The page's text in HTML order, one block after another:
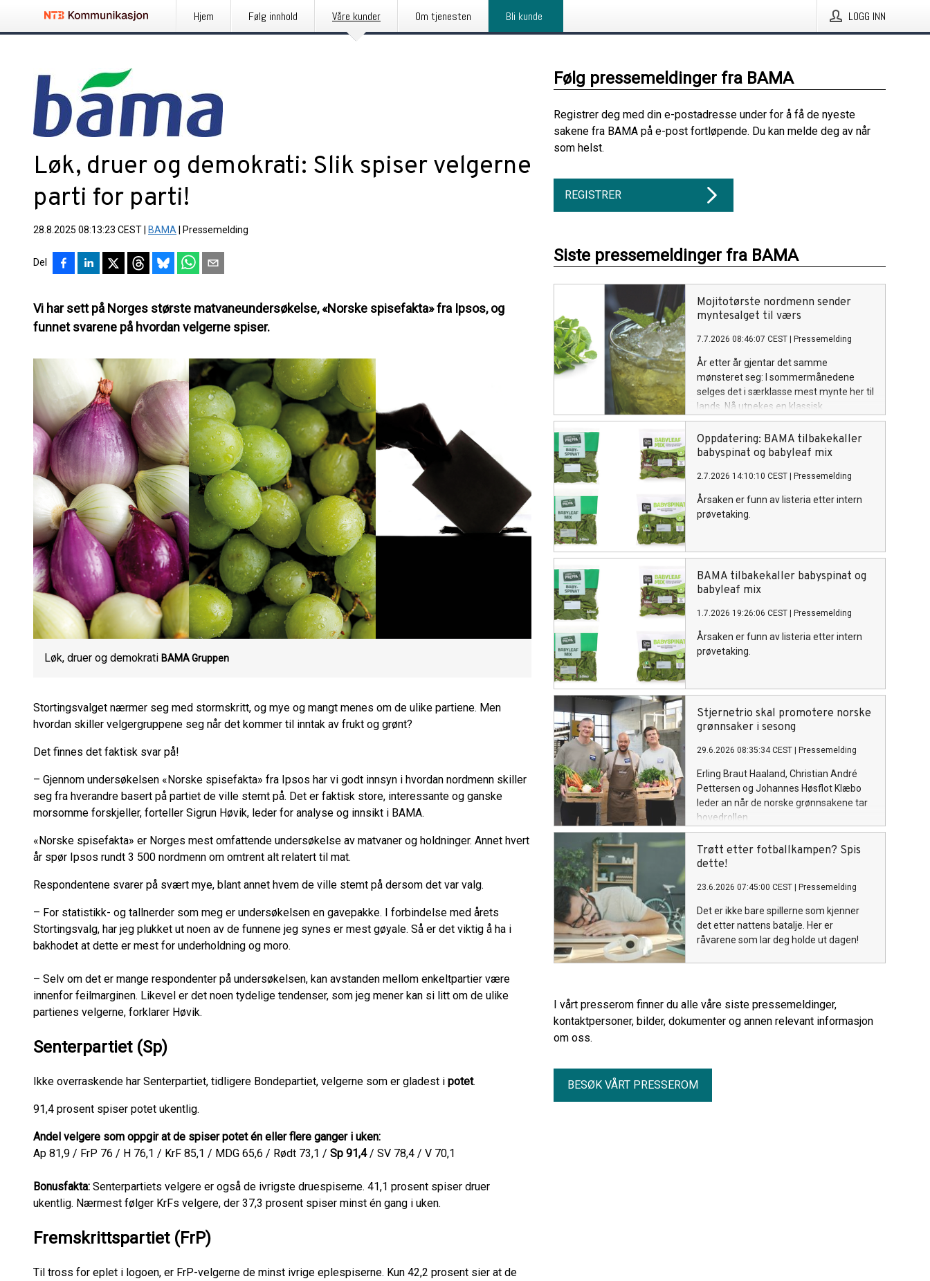
Hjem Følg innhold Våre kunder Om tjenesten Bli kunde LOGG INN
Løk, druer og demokrati: Slik spiser velgerne
parti for parti!
28.8.2025 08:13:23 CEST BAMA Pressemelding
Del
Vi har sett på Norges største matvaneundersøkelse, «Norske spisefakta» fra Ipsos, og
funnet svarene på hvordan velgerne spiser.
Løk, druer og demokrati BAMA Gruppen
Stortingsvalget nærmer seg med stormskritt, og mye og mangt menes om de ulike partiene. Men
hvordan skiller velgergruppene seg når det kommer til inntak av frukt og grønt?
Det finnes det faktisk svar på!
– Gjennom undersøkelsen «Norske spisefakta» fra Ipsos har vi godt innsyn i hvordan nordmenn skiller
seg fra hverandre basert på partiet de ville stemt på. Det er faktisk store, interessante og ganske
morsomme forskjeller, forteller Sigrun Høvik, leder for analyse og innsikt i BAMA.
«Norske spisefakta» er Norges mest omfattende undersøkelse av matvaner og holdninger. Annet hvert
år spør Ipsos rundt 3 500 nordmenn om omtrent alt relatert til mat.
Respondentene svarer på svært mye, blant annet hvem de ville stemt på dersom det var valg.
– For statistikk- og tallnerder som meg er undersøkelsen en gavepakke. I forbindelse med årets
Stortingsvalg, har jeg plukket ut noen av de funnene jeg synes er mest gøyale. Så er det viktig å ha i
bakhodet at dette er mest for underholdning og moro.
– Selv om det er mange respondenter på undersøkelsen, kan avstanden mellom enkeltpartier være
innenfor feilmarginen. Likevel er det noen tydelige tendenser, som jeg mener kan si litt om de ulike
partienes velgerne, forklarer Høvik.
Senterpartiet (Sp)
Ikke overraskende har Senterpartiet, tidligere Bondepartiet, velgerne som er gladest i potet.
91,4 prosent spiser potet ukentlig.
Andel velgere som oppgir at de spiser potet én eller flere ganger i uken:
Ap 81,9 / FrP 76 / H 76,1 / KrF 85,1 / MDG 65,6 / Rødt 73,1 / Sp 91,4/ SV 78,4 / V 70,1
Bonusfakta: Senterpartiets velgere er også de ivrigste druespiserne. 41,1 prosent spiser druer
ukentlig. Nærmest følger KrFs velgere, der 37,3 prosent spiser minst én gang i uken.
Fremskrittspartiet (FrP)
Til tross for eplet i logoen, er FrP-velgerne de minst ivrige eplespiserne. Kun 42,2 prosent sier at de
Følg pressemeldinger fra BAMA
Registrer deg med din e-postadresse under for å få de nyeste
sakene fra BAMA på e-post fortløpende. Du kan melde deg av når
som helst.
REGISTRER
Siste pressemeldinger fra BAMA
Mojitotørste nordmenn sender
myntesalget til værs
7.7.2026 08:46:07 CEST Pressemelding
År etter år gjentar det samme
mønsteret seg: I sommermånedene
selges det i særklasse mest mynte her til
lands. Nå utpekes en klassisk
sommerdrink som driveren bak salget.
Oppdatering: BAMA tilbakekaller
babyspinat og babyleaf mix
2.7.2026 14:10:10 CEST Pressemelding
Årsaken er funn av listeria etter intern
prøvetaking.
BAMA tilbakekaller babyspinat og
babyleaf mix
1.7.2026 19:26:06 CEST Pressemelding
Årsaken er funn av listeria etter intern
prøvetaking.
Stjernetrio skal promotere norske
grønnsaker i sesong
29.6.2026 08:35:34 CEST Pressemelding
Erling Braut Haaland, Christian André
Pettersen og Johannes Høsflot Klæbo
leder an når de norske grønnsakene tar
hovedrollen.
Trøtt etter fotballkampen? Spis
dette!
23.6.2026 07:45:00 CEST Pressemelding
Det er ikke bare spillerne som kjenner
det etter nattens batalje. Her er
råvarene som lar deg holde ut dagen!
I vårt presserom finner du alle våre siste pressemeldinger,
kontaktpersoner, bilder, dokumenter og annen relevant informasjon
om oss.
BESØK VÅRT PRESSEROM